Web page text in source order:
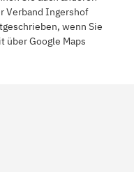
Verband Ingershof
wenn Sie
über Google Maps